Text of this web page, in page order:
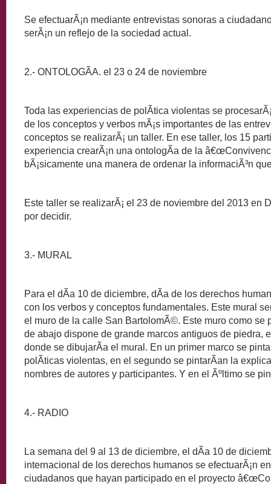
Se efectuarÃ¡n mediante entrevistas sonoras a
serÃ¡n un reflejo de la sociedad actual.
2.- ONTOLOGÃA. el 23 o 24 de noviembre
Toda las experiencias de polÃ­tica violentas se
de los conceptos y verbos mÃ¡s importantes de las
conceptos se realizarÃ¡ un taller. En ese taller, los 15
experiencia crearÃ¡n una ontologÃ­a de la
bÃ¡sicamente una manera de ordenar la informaciÃ³n
Este taller se realizarÃ¡ el 23 de noviembre del 2013 en
por decidir.
3.- MURAL
Para el dÃ­a 10 de diciembre, dÃ­a de los derechos
con los verbos y conceptos fundamentales. Este mural
el muro de la calle San BartolomÃ©. Este muro como se
de abajo dispone de grande marcos antiguos de piedra,
donde se dibujarÃ­a el mural. En un primer marco se
polÃ­ticas violentas, en el segundo se pintarÃ­an la
nombres de autores y participantes. Y en el Ãºltimo se
4.- RADIO
La semana del 9 al 13 de diciembre, el dÃ­a 10 de
internacional de los derechos humanos se efectuarÃ¡n
ciudadanos que hayan participado en el proyecto